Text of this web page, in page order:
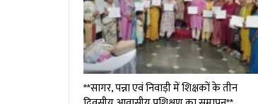
**सागर, पन्ना एवं निवाड़ी में शिक्षकों के तीन